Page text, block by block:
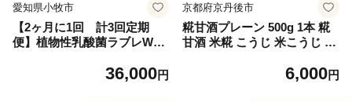
愛知県小牧市
【2ヶ月に1回 計3回定期
便】植物性乳酸菌ラブレW
36,000円
京都府京丹後市
糀甘酒プレーン 500g 1本 糀
甘酒 米糀 こうじ 米こうじ 健
6,000円